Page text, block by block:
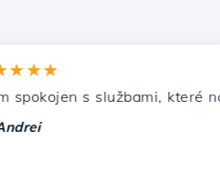
podpora.s službami, které